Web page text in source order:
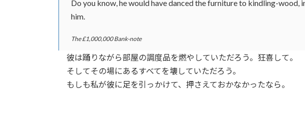
Do you know, he would have danced the furniture to kindling-wood,
him.
The £1,000,000 Bank-note
彼は踊りながら部屋の調度品を燃やしていただろう。狂喜して。
そしてその場にあるすべてを壊していただろう。
もしも私が彼に足を引っかけて、押さえておかなかったなら。